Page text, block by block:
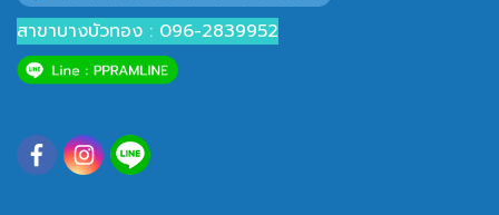
สาขาบางบัวทอง : 096-2839952